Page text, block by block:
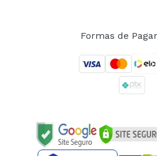
Formas de